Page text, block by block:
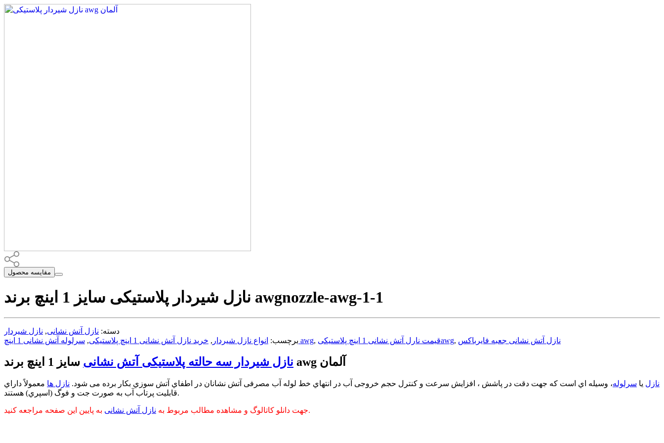
مقایسه محصول
نازل شیردار پلاستیکی سایز 1 اینچ برند awgnozzle-awg-1-1
دسته: نازل آتش نشانی, نازل شیردار
برچسب: انواع نازل شیردار , خرید نازل آتش نشانی 1 اینچ پلاستیکی , سرلوله آتش نشانی 1 اینچ awg, قیمت نارل آتش نشانی 1 اینچ پلاستیکیawg, نازل آتش نشانی جعبه فایرباکس
نازل شیردار سه حالته پلاستیکی آتش نشانی سایز 1 اینچ برند awg آلمان
نازل یا سرلوله، وسیله اي است که جهت دقت در پاشش ، افزایش سرعت و کنترل حجم خروجی آب در انتهاي خط لوله آب مصرفی آتش نشانان در اطفاي آتش سوزي بکار برده می شود. نازل ها معمولاً داراي
قابلیت پرتاب آب به صورت جت و فوگ (اسپري) هستند.
جهت دانلو کاتالوگ و مشاهده مطالب مربوط به نازل آتش نشانی به پایین این صفحه مراجعه کنید.